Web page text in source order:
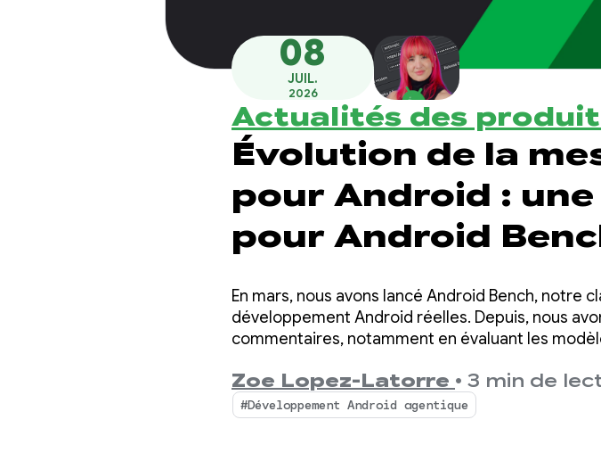
08
JUIL.
2026
Actualités des
Évolution de la
pour Android :
pour Android
En mars, nous avons lancé Android Bench, notre
développement Android réelles. Depuis, nous
commentaires, notamment en évaluant les
Zoe Lopez-Latorre • 3 min de
#Développement Android agentique